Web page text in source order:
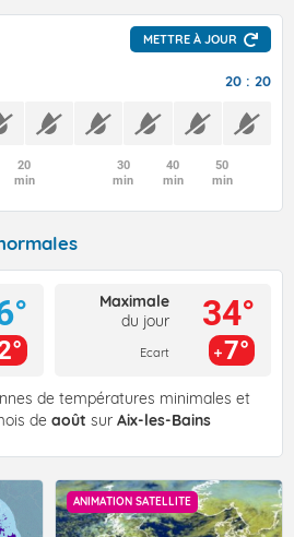
METTRE À JOUR
20 : 20
20
min
30
min
40
min
50
min
Maximale
du jour
Ecart
34°
7°
de températures minimales et
de août sur Aix-les-Bains
ANIMATION SATELLITE